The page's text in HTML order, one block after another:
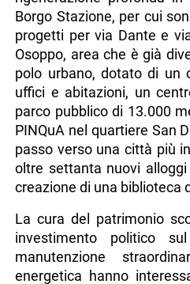
Borgo Stazione, per cui
progetti per via Dante e
Osoppo, area che è già
polo urbano, dotato di un
uffici e abitazioni, un
parco pubblico di 13.000
PINQuA nel quartiere San
passo verso una città più
oltre settanta nuovi
creazione di una biblioteca
La cura del patrimonio
investimento politico
manutenzione
energetica hanno